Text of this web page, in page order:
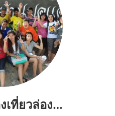
กิจกรรมท่องเที่ยวล่องแก่งหนานมดแดง